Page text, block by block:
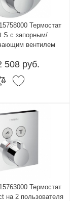
Термостат
S с запорным/
вентилем
508 руб.
Термостат
на 2 пользователя